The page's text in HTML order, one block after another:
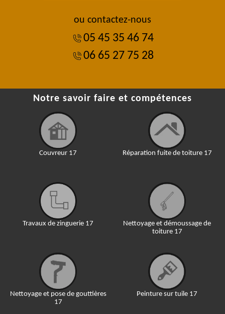
ou contactez-nous
05 45 35 46 74
06 65 27 75 28
Notre savoir faire et compétences
Couvreur 17
Travaux de zinguerie 17
Nettoyage et pose de gouttières
17
Réparation fuite de toiture 17
Nettoyage et démoussage de
toiture 17
Peinture sur tuile 17